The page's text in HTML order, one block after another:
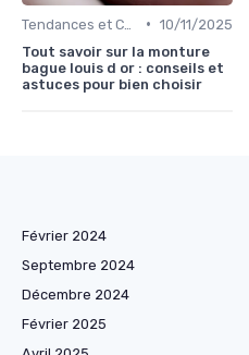
• 10/11/2025
Tout savoir sur la monture
bague louis d or : conseils et
astuces pour bien choisir
Février 2024
Septembre 2024
Décembre 2024
Février 2025